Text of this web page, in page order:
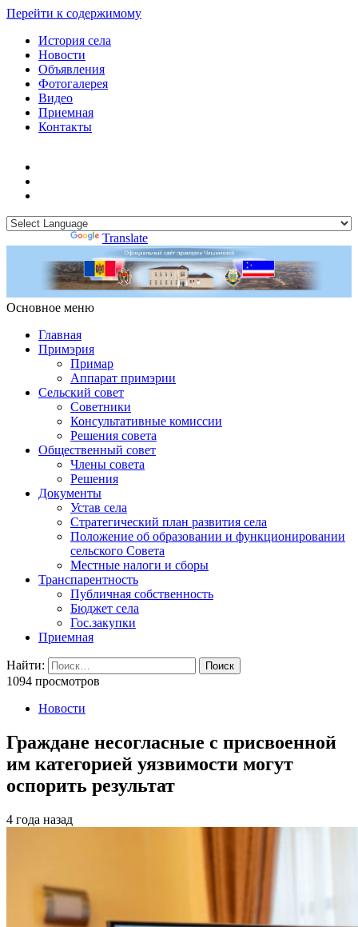
Перейти к содержимому
История села
Новости
Объявления
Фотогалерея
Видео
Приемная
Контакты
Translate
Основное меню
Примэрия Чишмикиой
Главная
Примэрия
Примар
Аппарат примэрии
Сельский совет
Советники
Консультативные комиссии
Решения совета
Общественный совет
Члены совета
Решения
Документы
Устав села
Стратегический план развития села
Положение об образовании и функционировании
сельского Совета
Местные налоги и сборы
Транспарентность
Публичная собственность
Бюджет села
Гос.закупки
Приемная
Найти:
1094 просмотров
Новости
Граждане несогласные с присвоенной
им категорией уязвимости могут
оспорить результат
4 года назад